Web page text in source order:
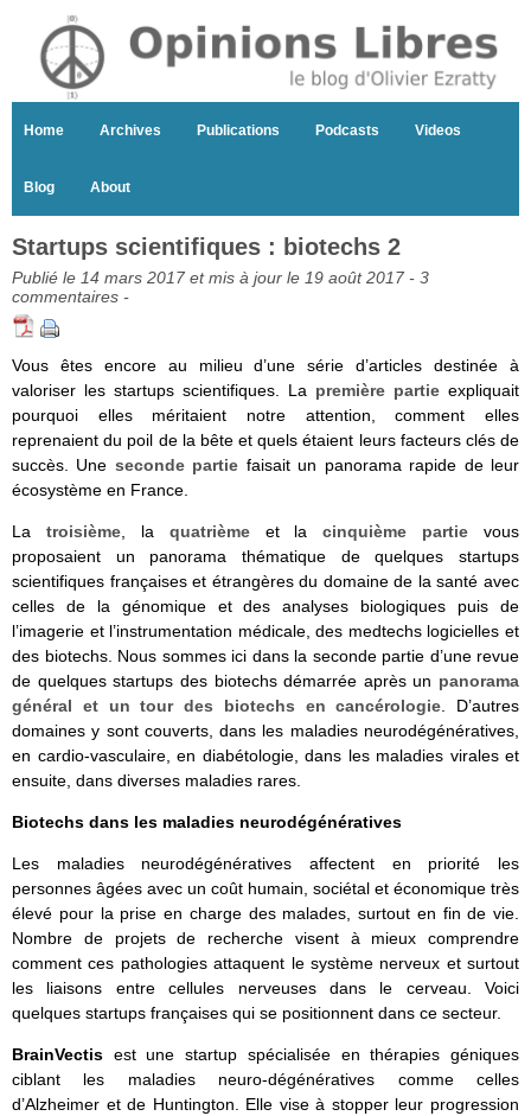
Home Archives Publications Podcasts Videos
Blog About
Startups scientifiques : biotechs 2
Publié le 14 mars 2017 et mis à jour le 19 août 2017 - 3
commentaires -
Vous êtes encore au milieu d’une série d’articles destinée à
valoriser les startups scientifiques. La première partie expliquait
pourquoi elles méritaient notre attention, comment elles
reprenaient du poil de la bête et quels étaient leurs facteurs clés de
succès. Une seconde partie faisait un panorama rapide de leur
écosystème en France.
La troisième, la quatrième et lacinquième partie vous
proposaient un panorama thématique de quelques startups
scientifiques françaises et étrangères du domaine de la santé avec
celles de la génomique et des analyses biologiques puis de
l’imagerie et l’instrumentation médicale, des medtechs logicielles et
des biotechs. Nous sommes ici dans la seconde partie d’une revue
de quelques startups des biotechs démarrée après un panorama
général et un tour des biotechs en cancérologie . D’autres
domaines y sont couverts, dans les maladies neurodégénératives,
en cardio-vasculaire, en diabétologie, dans les maladies virales et
ensuite, dans diverses maladies rares.
Biotechs dans les maladies neurodégénératives
Les maladies neurodégénératives affectent en priorité les
personnes âgées avec un coût humain, sociétal et économique très
élevé pour la prise en charge des malades, surtout en fin de vie.
Nombre de projets de recherche visent à mieux comprendre
comment ces pathologies attaquent le système nerveux et surtout
les liaisons entre cellules nerveuses dans le cerveau. Voici
quelques startups françaises qui se positionnent dans ce secteur.
BrainVectis est une startup spécialisée en thérapies géniques
ciblant les maladies neuro-dégénératives comme celles
d’Alzheimer et de Huntington. Elle vise à stopper leur progression